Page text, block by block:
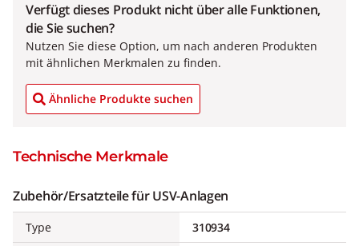
Verfügt dieses Produkt nicht über alle Funktionen,
die Sie suchen?
Nutzen Sie diese Option, um nach anderen Produkten
mit ähnlichen Merkmalen zu finden.
Ähnliche Produkte suchen
Technische Merkmale
Zubehör/Ersatzteile für USV-Anlagen
Type
310934